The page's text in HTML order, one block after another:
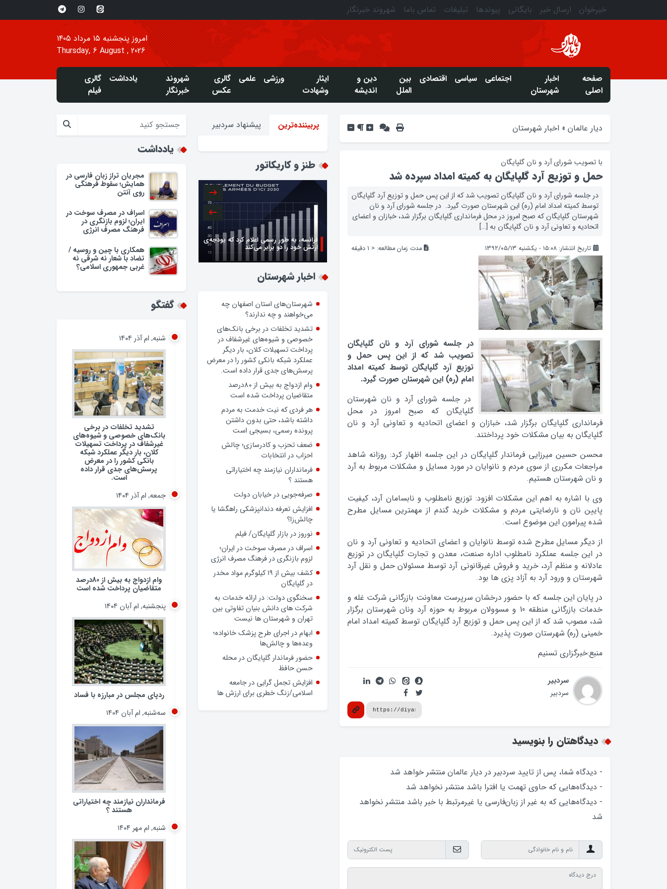
خبرخوان ارسال خبر بایگانی پیوندها تبلیغات تماس باما شهروند خبرنگار
امروز پنجشنبه ۱۵ مرداد ۱۴۰۵
Thursday, 6 August , 2026
صفحه
اصلی
اخبار
شهرستان
اجتماعی سیاسی اقتصادی
بین
الملل
دین و
اندیشه
ایثار
وشهادت
ورزشی علمی
گالری
عکس
شهروند
خبرنگار
یادداشت
گالری
فیلم
دیار عالمان » اخبار شهرستان
با تصویب شورای آرد و نان گلپایگان
حمل و توزیع آرد گلپایگان به کمیته امداد سپرده شد
در جلسه شورای آرد و نان گلپایگان تصویب شد که از این پس حمل و توزیع آرد گلپایگان
توسط کمیته امداد امام (ره) این شهرستان صورت گیرد. در جلسه شورای آرد و نان
شهرستان گلپایگان که صبح امروز در محل فرمانداری گلپایگان برگزار شد، خبازان و اعضای
اتحادیه و تعاونی آرد و نان گلپایگان به […]
تاریخ انتشار: ۱۵:۰۸ - یکشنبه ۱۳۹۲/۰۵/۱۳ مدت زمان مطالعه: < 1 دقیقه
در جلسه شورای آرد و نان گلپایگان
تصویب شد که از این پس حمل و
توزیع آرد گلپایگان توسط کمیته امداد
امام (ره) این شهرستان صورت گیرد.
در جلسه شورای آرد و نان شهرستان
گلپایگان که صبح امروز در محل
فرمانداری گلپایگان برگزار شد، خبازان و اعضای اتحادیه و تعاونی آرد و نان
گلپایگان به بیان مشکلات خود پرداختند.
محسن حسین میرزایی فرماندار گلپایگان در این جلسه اظهار کرد: روزانه شاهد
مراجعات مکرری از سوی مردم و نانوایان در مورد مسایل و مشکلات مربوط به آرد
و نان شهرستان هستیم.
وی با اشاره به اهم این مشکلات افزود: توزیع نامطلوب و نابسامان آرد، کیفیت
پایین نان و نارضایتی مردم و مشکلات خرید گندم از مهمترین مسایل مطرح
شده پیرامون این موضوع است.
از دیگر مسایل مطرح شده توسط نانوایان و اعضای اتحادیه و تعاونی آرد و نان
در این جلسه عملکرد نامطلوب اداره صنعت، معدن و تجارت گلپایگان در توزیع
عادلانه و منظم آرد، خرید و فروش غیرقانونی آرد توسط مسئولان حمل و نقل آرد
شهرستان و ورود آرد به آزاد پزی ها بود.
در پایان این جلسه که با حضور درخشان سرپرست معاونت بازرگانی شرکت غله و
خدمات بازرگانی منطقه 10 و مسوولان مربوط به حوزه آرد ونان شهرستان برگزار
شد، مصوب شد که از این پس حمل و توزیع آرد گلپایگان توسط کمیته امداد امام
خمینی (ره) شهرستان صورت پذیرد.
منبع:خبرگزاری تسنیم
سردبیر
سردبیر
دیدگاهتان را بنویسید
- دیدگاه شما، پس از تایید سردبیر در دیار عالمان منتشر خواهد‌ شد
- دیدگاه‌هایی که حاوی تهمت یا افترا باشد منتشر نخواهد‌ شد
- دیدگاه‌هایی که به غیر از زبان‌فارسی یا غیرمرتبط با خبر باشد منتشر نخواهد‌
شد
پربیننده‌ترین پیشنهاد سردبیر
طنز و کاریکاتور
فرانسه، به طور رسمی اعلام کرد که بودجه‌ی
ارتش خود را دو برابر می‌کند
اخبار شهرستان
شهرستان‌های استان اصفهان چه
می‌خواهند و چه ندارند؟
تشدید تخلفات در برخی بانک‌های
خصوصی و شیوه‌های غیرشفاف در
پرداخت تسهیلات کلان، بار دیگر
عملکرد شبکه بانکی کشور را در معرض
پرسش‌های جدی قرار داده است.
وام ازدواج به بیش از 80درصد
متقاضیان پرداخت شده است
هر فردی که نیت خدمت به مردم
داشته باشد، حتی بدون داشتن
پرونده رسمی، بسیجی است
ضعف تحزب و کادرسازی؛ چالش
احزاب در انتخابات
فرمانداران نیازمند چه اختیاراتی
هستند ؟
صرفه‌جویی در خیابان دولت
افزایش تعرفه دندانپزشکی راهگشا یا
چالش‌زا؟
نوروز در بازار گلپایگان/ فیلم
اسراف در مصرف سوخت در ایران؛
لزوم بازنگری در فرهنگ مصرف انرژی
کشف بیش از ۱۹ کیلوگرم مواد مخدر
در گلپایگان
سخنگوی دولت: در ارائه خدمات به
شرکت های دانش بنیان تفاوتی بین
تهران و شهرستان ها نیست
ابهام در اجرای طرح پزشک خانواده؛
وعده‌ها و چالش‌ها
حضور فرماندار گلپایگان در محله
حسن حافظ
افزایش تجمل گرایی در جامعه
اسلامی/زنگ خطری برای ارزش ها
یادداشت
مجریان تراز زبان فارسی در
همایش؛ سقوط فرهنگی
روی آنتن
اسراف در مصرف سوخت در
ایران؛ لزوم بازنگری در
فرهنگ مصرف انرژی
همکاری با چین و روسیه /
تضاد با شعار نه شرقی نه
غربی جمهوری اسلامی؟
گفتگو
شنبه, ام آذر ۱۴۰۴
تشدید تخلفات در برخی
بانک‌های خصوصی و شیوه‌های
غیرشفاف در پرداخت تسهیلات
کلان، بار دیگر عملکرد شبکه
بانکی کشور را در معرض
پرسش‌های جدی قرار داده
است.
جمعه, ام آذر ۱۴۰۴
وام ازدواج به بیش از 80درصد
متقاضیان پرداخت شده است
پنجشنبه, ام آبان ۱۴۰۴
ردپای مجلس در مبارزه با فساد
سه‌شنبه, ام آبان ۱۴۰۴
فرمانداران نیازمند چه اختیاراتی
هستند ؟
شنبه, ام مهر ۱۴۰۴